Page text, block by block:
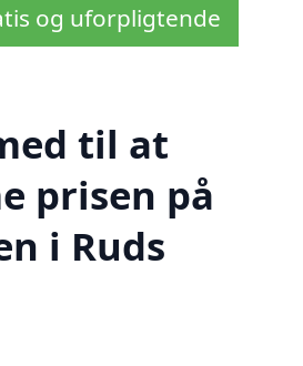
og uforpligtende
til at
prisen på
i Ruds